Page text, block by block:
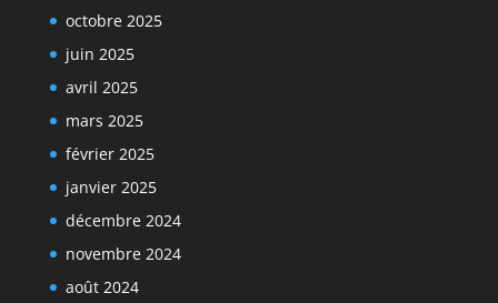
octobre 2025
juin 2025
avril 2025
mars 2025
février 2025
janvier 2025
décembre 2024
novembre 2024
août 2024